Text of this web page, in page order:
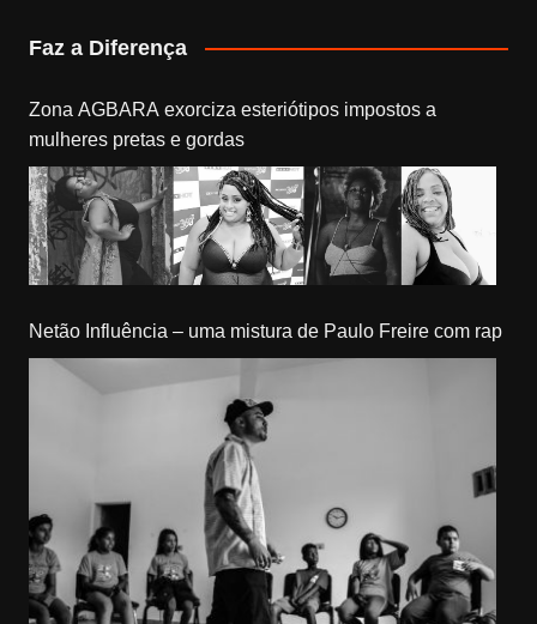
Faz a Diferença
Zona AGBARA exorciza esteriótipos impostos a
mulheres pretas e gordas
Netão Influência – uma mistura de Paulo Freire com rap